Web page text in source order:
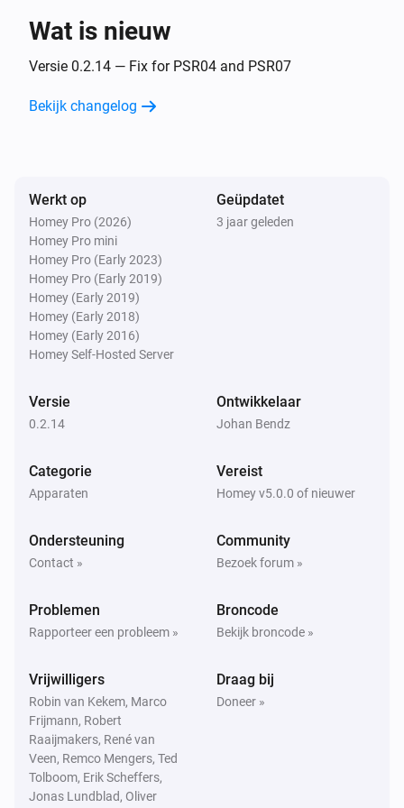
Het sabotagealarm gaat aan
Flood Multisensor PAT02-1A
Het wateralarm gaat aan
Het wateralarm gaat uit
Flood sensor PAT02-1C
Het accuniveau is veranderd
Het sabotagealarm gaat aan
Het sabotagealarm gaat uit
Aangezet
Uitgezet
Het dim-niveau is veranderd
Aangezet
In Wall Dual relay PAN04-1 (Switch-A)
Wat is nieuw
Versie 0.2.14 — Fix for PSR04 and PSR07
Bekijk changelog
Werkt op
Homey Pro (2026)
Homey Pro mini
Homey Pro (Early 2023)
Homey Pro (Early 2019)
Homey (Early 2019)
Homey (Early 2018)
Homey (Early 2016)
Homey Self-Hosted Server
Geüpdatet
3 jaar geleden
Versie
0.2.14
Ontwikkelaar
Johan Bendz
Categorie
Apparaten
Vereist
Homey v5.0.0 of nieuwer
Ondersteuning
Contact »
Community
Bezoek forum »
Problemen
Rapporteer een probleem »
Broncode
Bekijk broncode »
Vrijwilligers
Robin van Kekem, Marco
Frijmann, Robert
Raaijmakers, René van
Veen, Remco Mengers, Ted
Tolboom, Erik Scheffers,
Jonas Lundblad, Oliver
Draag bij
Doneer »